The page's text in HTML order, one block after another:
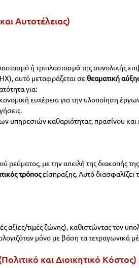
Αυτοτέλειας)
ή τριπλασιασμό της συνολικής
αυτό μεταφράζεται σε θεαματική
για:
ευχέρεια για την υλοποίηση
υπηρεσιών καθαριότητας, πρασίνου
με την απειλή της διακοπής
τρόπος είσπραξης. Αυτό διασφαλίζει
αξίες/τιμές ζώνης), καθιστώντας τον
μόνο με βάση τα τετραγωνικά
και Διοικητικό Κόστος)